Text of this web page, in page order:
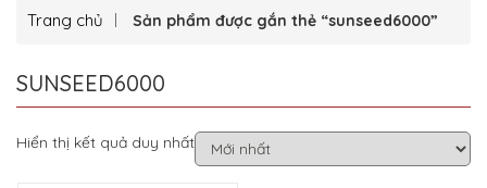
Trang chủ Sản phẩm được gắn thẻ “sunseed6000”
SUNSEED6000
Hiển thị kết quả duy nhất